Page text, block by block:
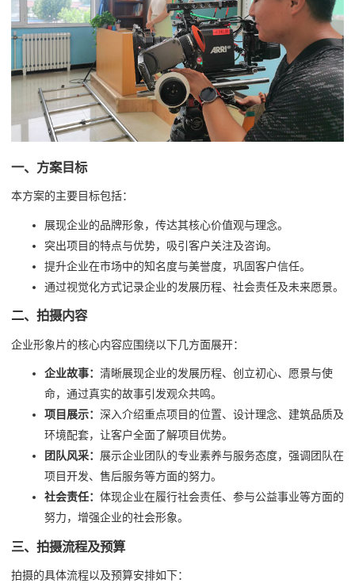
一、方案目标
本方案的主要目标包括：
展现企业的品牌形象，传达其核心价值观与理念。
突出项目的特点与优势，吸引客户关注及咨询。
提升企业在市场中的知名度与美誉度，巩固客户信任。
通过视觉化方式记录企业的发展历程、社会责任及未来愿景。
二、拍摄内容
企业形象片的核心内容应围绕以下几方面展开：
企业故事： 清晰展现企业的发展历程、创立初心、愿景与使
命，通过真实的故事引发观众共鸣。
项目展示： 深入介绍重点项目的位置、设计理念、建筑品质及
环境配套，让客户全面了解项目优势。
团队风采： 展示企业团队的专业素养与服务态度，强调团队在
项目开发、售后服务等方面的努力。
社会责任： 体现企业在履行社会责任、参与公益事业等方面的
努力，增强企业的社会形象。
三、拍摄流程及预算
拍摄的具体流程以及预算安排如下：